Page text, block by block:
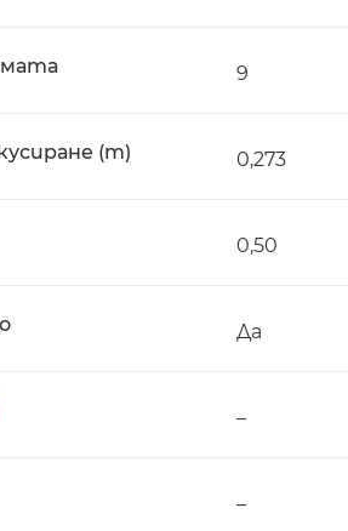
9
(m) 0,273
0,50
Да
–
–